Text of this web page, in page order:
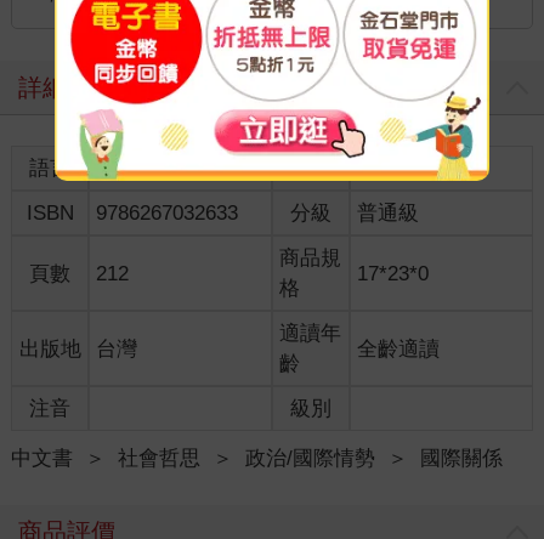
港澳店取：
詳細資料
語言 中文繁體 裝訂
紙本平裝
ISBN
9786267032633 分級 普通級
頁數 212
商品規
格
17*23*0
出版地 台灣
適讀年
齡
全齡適讀
注音 級別
中文書 ＞ 社會哲思 ＞ 政治/國際情勢 ＞ 國際關係
商品評價